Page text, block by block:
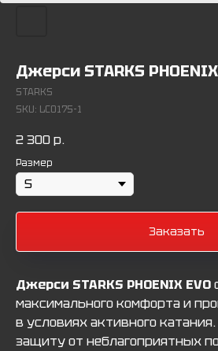
Джерси STARKS
STARKS
SKU: LC0175-1
2 300р.
Размер
Заказать
Джерси STARKS PHOENIX EVO
максимального комфорта и
в условиях активного
защиту от неблагоприятных